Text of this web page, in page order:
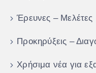
Έρευνες – Μελέτες
Προκηρύξεις –
Χρήσιμα νέα για